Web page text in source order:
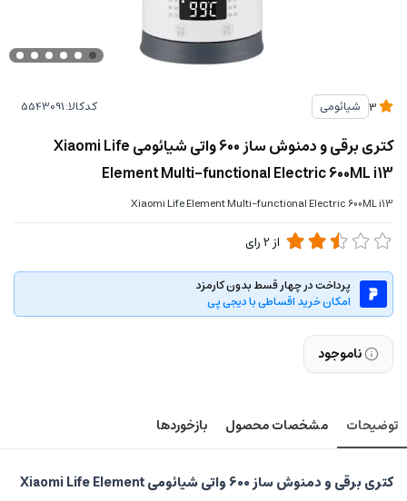
شیائومی کدکالا:
کتری برقی و دمنوش ساز 600 واتی شیائومی Xiaomi Life
Element Multi-functional Electric 600ML i13
Xiaomi Life Element Multi-functional Electric 600ML i13
از2رای
پرداخت در چهار قسط بدون کارمزد
امکان خرید اقساطی با دیجی پی
ناموجود
توضیحات مشخصات محصول بازخوردها
کتری برقی و دمنوش ساز 600 واتی شیائومی Xiaomi Life Element